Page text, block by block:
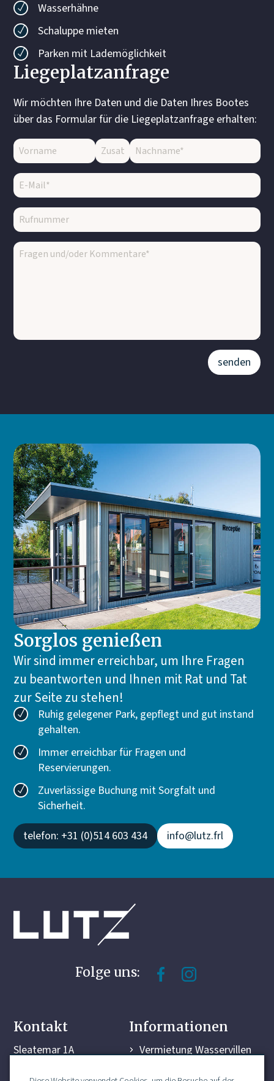
Wasserhähne
Schaluppe mieten
Parken mit Lademöglichkeit
Liegeplatzanfrage
Wir möchten Ihre Daten und die Daten Ihres Bootes
über das Formular für die Liegeplatzanfrage erhalten:
senden
Sorglos genießen
Wir sind immer erreichbar, um Ihre Fragen
zu beantworten und Ihnen mit Rat und Tat
zur Seite zu stehen!
Ruhig gelegener Park, gepflegt und gut instand
gehalten.
Immer erreichbar für Fragen und
Reservierungen.
Zuverlässige Buchung mit Sorgfalt und
Sicherheit.
telefon: +31 (0)514 603 434
info@lutz.frl
Folge uns:
Kontakt
Sleatemar 1A
Informationen
Vermietung Wasservillen